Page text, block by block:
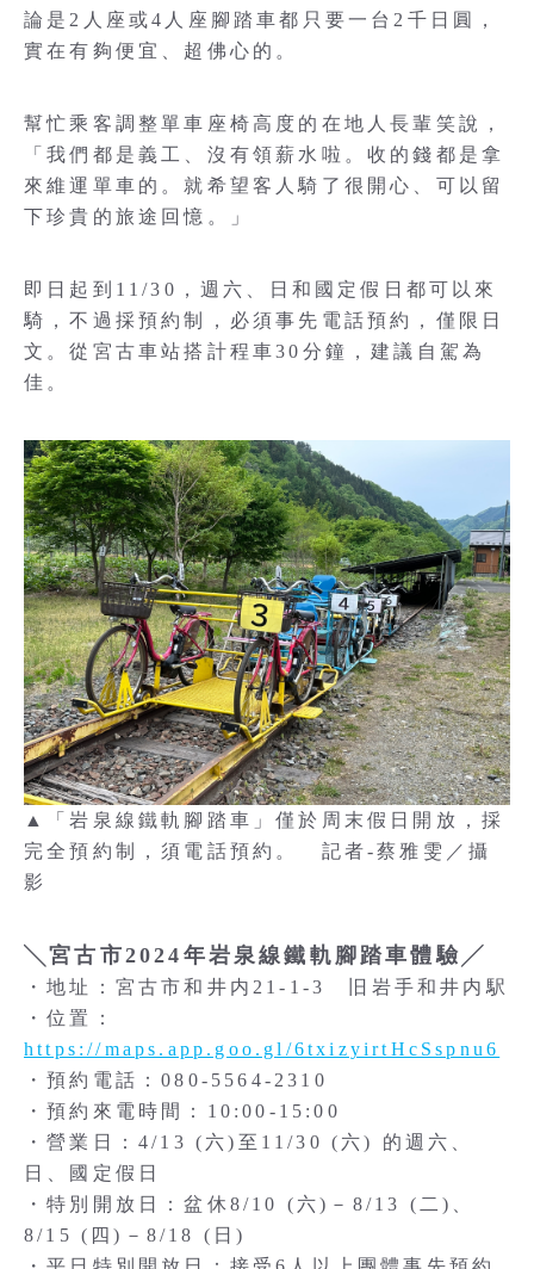
論是2人座或4人座腳踏車都只要一台2千日圓，
實在有夠便宜、超佛心的。
幫忙乘客調整單車座椅高度的在地人長輩笑說，
「我們都是義工、沒有領薪水啦。收的錢都是拿
來維運單車的。就希望客人騎了很開心、可以留
下珍貴的旅途回憶。」
即日起到11/30，週六、日和國定假日都可以來
騎，不過採預約制，必須事先電話預約，僅限日
文。從宮古車站搭計程車30分鐘，建議自駕為
佳。
▲「岩泉線鐵軌腳踏車」僅於周末假日開放，採
完全預約制，須電話預約。 記者-蔡雅雯／攝
影
╲宮古市2024年岩泉線鐵軌腳踏車體驗╱
・地址：宮古市和井内21-1-3 旧岩手和井内駅
・位置：
https://maps.app.goo.gl/6txizyirtHcSspnu6
・預約電話：080-5564-2310
・預約來電時間：10:00-15:00
・營業日：4/13 (六)至11/30 (六) 的週六、
日、國定假日
・特別開放日：盆休8/10 (六)－8/13 (二)、
8/15 (四)－8/18 (日)